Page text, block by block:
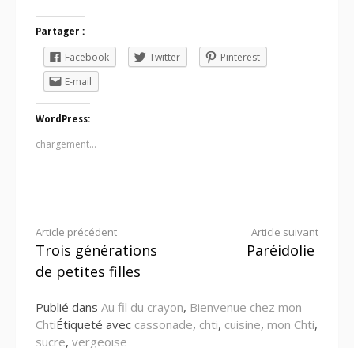
Partager :
Facebook Twitter
Pinterest
E-mail
WordPress:
chargement…
Lire
la
Article précédent
Trois générations
de petites filles
Article suivant
Paréidolie
Publié dans Au fil du crayon, Bienvenue chez mon
ChtiÉtiqueté avec cassonade, chti, cuisine, mon Chti,
sucre, vergeoise